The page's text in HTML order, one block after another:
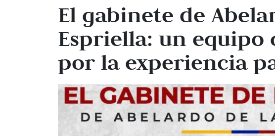
El gabinete de
Espriella: un equipo
por la experiencia